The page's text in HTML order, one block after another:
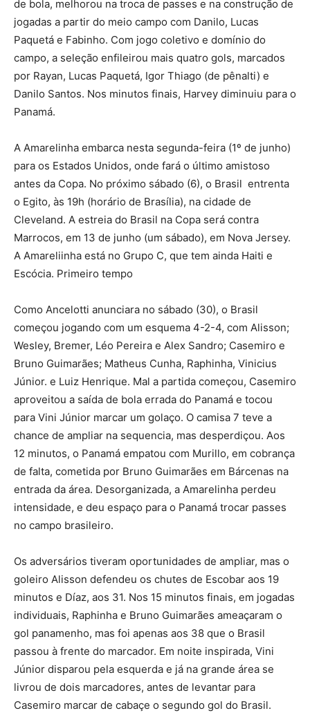
de bola, melhorou na troca de passes e na construção de
jogadas a partir do meio campo com Danilo, Lucas
Paquetá e Fabinho. Com jogo coletivo e domínio do
campo, a seleção enfileirou mais quatro gols, marcados
por Rayan, Lucas Paquetá, Igor Thiago (de pênalti) e
Danilo Santos. Nos minutos finais, Harvey diminuiu para o
Panamá.
A Amarelinha embarca nesta segunda-feira (1º de junho)
para os Estados Unidos, onde fará o último amistoso
antes da Copa. No próximo sábado (6), o Brasil entrenta
o Egito, às 19h (horário de Brasília), na cidade de
Cleveland. A estreia do Brasil na Copa será contra
Marrocos, em 13 de junho (um sábado), em Nova Jersey.
A Amareliinha está no Grupo C, que tem ainda Haiti e
Escócia. Primeiro tempo
Como Ancelotti anunciara no sábado (30), o Brasil
começou jogando com um esquema 4-2-4, com Alisson;
Wesley, Bremer, Léo Pereira e Alex Sandro; Casemiro e
Bruno Guimarães; Matheus Cunha, Raphinha, Vinicius
Júnior. e Luiz Henrique. Mal a partida começou, Casemiro
aproveitou a saída de bola errada do Panamá e tocou
para Vini Júnior marcar um golaço. O camisa 7 teve a
chance de ampliar na sequencia, mas desperdiçou. Aos
12 minutos, o Panamá empatou com Murillo, em cobrança
de falta, cometida por Bruno Guimarães em Bárcenas na
entrada da área. Desorganizada, a Amarelinha perdeu
intensidade, e deu espaço para o Panamá trocar passes
no campo brasileiro.
Os adversários tiveram oportunidades de ampliar, mas o
goleiro Alisson defendeu os chutes de Escobar aos 19
minutos e Díaz, aos 31. Nos 15 minutos finais, em jogadas
individuais, Raphinha e Bruno Guimarães ameaçaram o
gol panamenho, mas foi apenas aos 38 que o Brasil
passou à frente do marcador. Em noite inspirada, Vini
Júnior disparou pela esquerda e já na grande área se
livrou de dois marcadores, antes de levantar para
Casemiro marcar de cabaçe o segundo gol do Brasil.